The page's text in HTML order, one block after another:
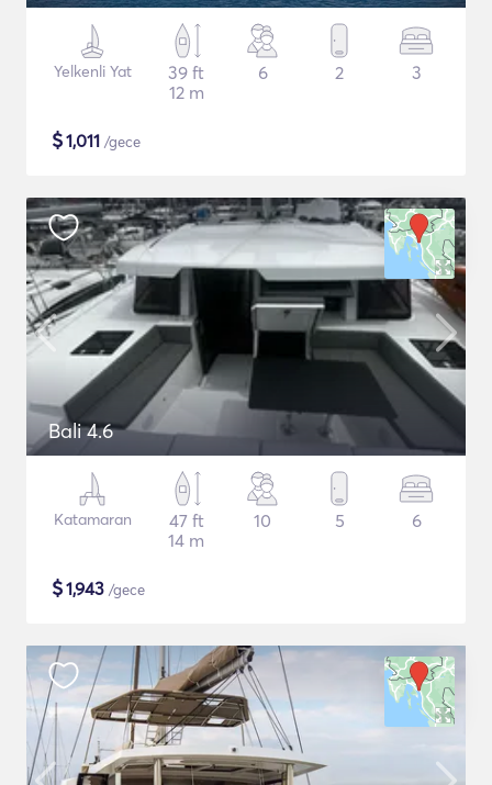
Yelkenli Yat
39 ft
12 m
6 2 3
$1,011 /gece
Bali 4.6
Katamaran
47 ft
14 m
10 5 6
$1,943 /gece